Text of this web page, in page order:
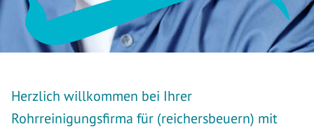
Herzlich willkommen bei Ihrer
Rohrreinigungsfirma für (reichersbeuern) mit